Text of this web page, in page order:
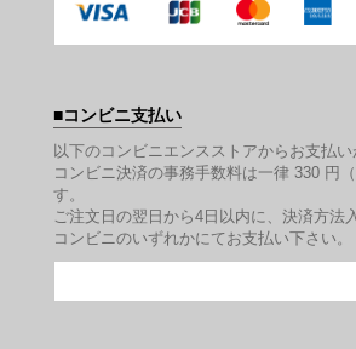
コンビニ支払い
以下のコンビニエンスストアからお支払い
コンビニ決済の事務手数料は一律 330 円
す。
ご注文日の翌日から4日以内に、決済方法
コンビニのいずれかにてお支払い下さい。